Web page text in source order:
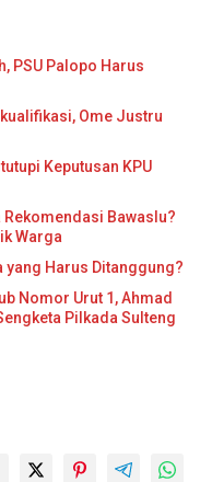
PSU Palopo Harus
Ome Justru
Keputusan KPU
Rekomendasi Bawaslu?
Warga
yang Harus Ditanggung?
Nomor Urut 1, Ahmad
Pilkada Sulteng